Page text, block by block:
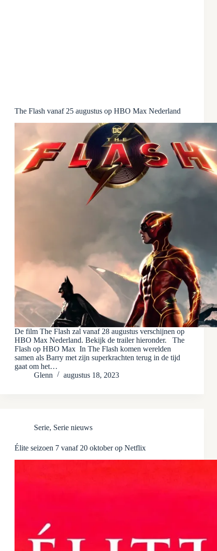
The Flash vanaf 25 augustus op HBO Max Nederland
De film The Flash zal vanaf 28 augustus verschijnen op
HBO Max Nederland. Bekijk de trailer hieronder. The
Flash op HBO Max In The Flash komen werelden
samen als Barry met zijn superkrachten terug in de tijd
gaat om het…
Glenn
augustus 18, 2023
Serie, Serie nieuws
Élite seizoen 7 vanaf 20 oktober op Netflix